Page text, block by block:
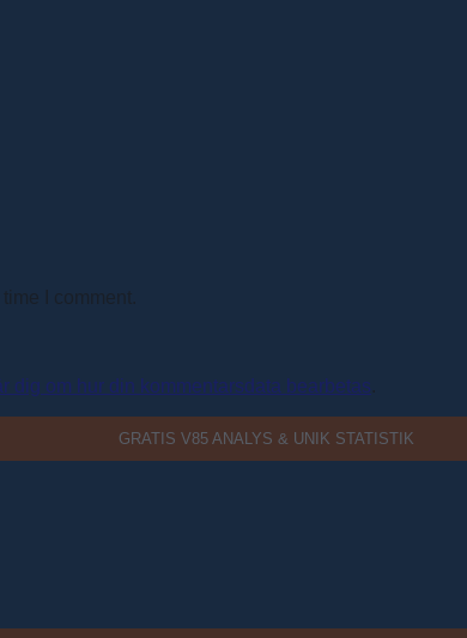
I comment.
dig om hur din kommentarsdata bearbetas.
GRATIS V85 ANALYS & UNIK STATISTIK